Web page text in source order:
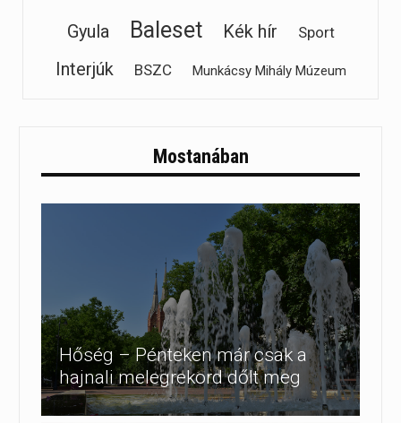
Gyula
Baleset Kék hír Sport
Interjúk BSZC Munkácsy Mihály Múzeum
Mostanában
Hőség – Pénteken már csak a
hajnali melegrekord dőlt meg